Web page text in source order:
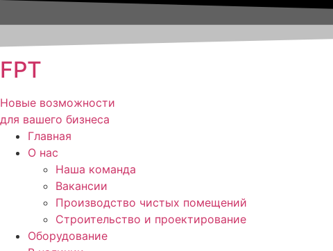
FPT
Новые возможности
для вашего бизнеса
Главная
О нас
Наша команда
Вакансии
Производство чистых помещений
Строительство и проектирование
Оборудование